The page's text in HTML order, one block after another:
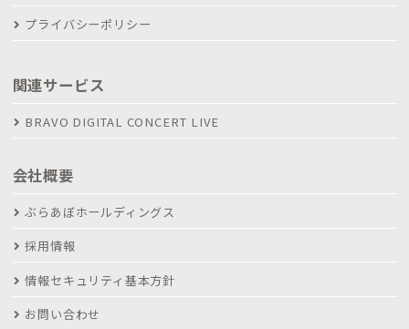
プライバシーポリシー
関連サービス
BRAVO DIGITAL CONCERT LIVE
会社概要
ぶらあぼホールディングス
採用情報
情報セキュリティ基本方針
お問い合わせ